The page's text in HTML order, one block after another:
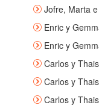
Jofre, Marta
Enric y
Enric y
Carlos y
Carlos y
Carlos y